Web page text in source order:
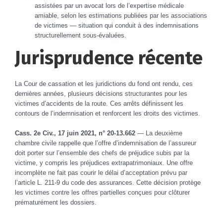
assistées par un avocat lors de l’expertise médicale
amiable, selon les estimations publiées par les associations
de victimes — situation qui conduit à des indemnisations
structurellement sous-évaluées.
Jurisprudence récente
La Cour de cassation et les juridictions du fond ont rendu, ces
dernières années, plusieurs décisions structurantes pour les
victimes d’accidents de la route. Ces arrêts définissent les
contours de l’indemnisation et renforcent les droits des victimes.
Cass. 2e Civ., 17 juin 2021, n° 20-13.662 — La deuxième
chambre civile rappelle que l’offre d’indemnisation de l’assureur
doit porter sur l’ensemble des chefs de préjudice subis par la
victime, y compris les préjudices extrapatrimoniaux. Une offre
incomplète ne fait pas courir le délai d’acceptation prévu par
l’article L. 211-9 du code des assurances. Cette décision protège
les victimes contre les offres partielles conçues pour clôturer
prématurément les dossiers.